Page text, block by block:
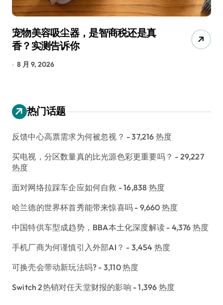
宠物美容吸尘器，是智商税还是真
香？实测告诉你
8 月 9, 2026
热门话题
反馈中心高票需求为何被忽视？ - 37,216 热度
买电视，分区数量真的比光源色彩更重要吗？ - 29,227
热度
面对网络拉踩车企应如何自救 - 16,838 热度
哈兰德的世界杯首秀能带来惊喜吗 - 9,660 热度
中国特供车型成趋势，BBA本土化深度解读 - 4,376 热度
手机厂商为何谨慎引入外部AI？ - 3,454 热度
可换壳会带动新玩法吗? - 3,110 热度
Switch 2热销对任天堂财报的影响 - 1,396 热度